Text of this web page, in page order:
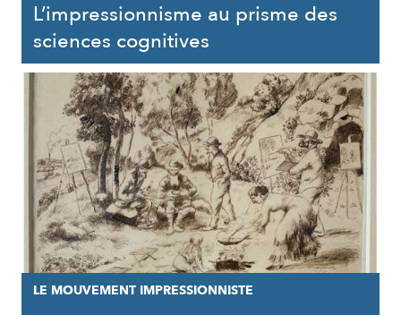
L’impressionnisme au prisme des
sciences cognitives
LE MOUVEMENT IMPRESSIONNISTE